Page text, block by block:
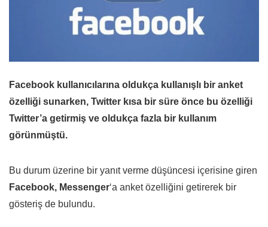
Facebook kullanıcılarına oldukça kullanışlı bir anket
özelliği sunarken, Twitter kısa bir süre önce bu özelliği
Twitter’a getirmiş ve oldukça fazla bir kullanım
görünmüştü.
Bu durum üzerine bir yanıt verme düşüncesi içerisine giren
Facebook, Messenger‘a anket özelliğini getirerek bir
gösteriş de bulundu.